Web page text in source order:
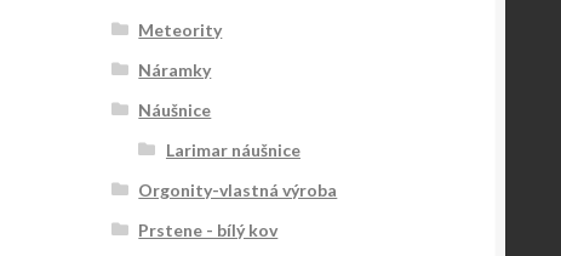
Meteority
Náramky
Náušnice
Larimar náušnice
Orgonity-vlastná výroba
Prstene - bílý kov